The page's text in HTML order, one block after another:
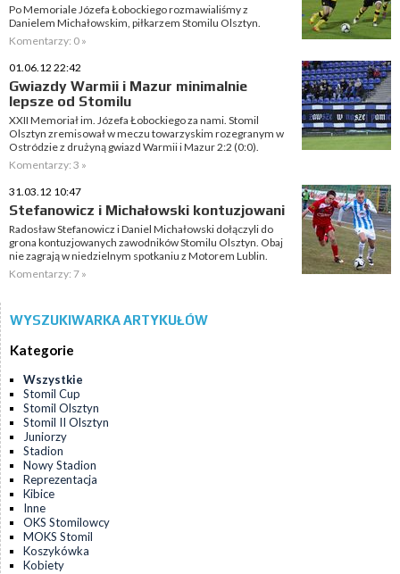
Po Memoriale Józefa Łobockiego rozmawialiśmy z
Danielem Michałowskim, piłkarzem Stomilu Olsztyn.
Komentarzy: 0 »
01.06.12 22:42
Gwiazdy Warmii i Mazur minimalnie
lepsze od Stomilu
XXII Memoriał im. Józefa Łobockiego za nami. Stomil
Olsztyn zremisował w meczu towarzyskim rozegranym w
Ostródzie z drużyną gwiazd Warmii i Mazur 2:2 (0:0).
Komentarzy: 3 »
31.03.12 10:47
Stefanowicz i Michałowski kontuzjowani
Radosław Stefanowicz i Daniel Michałowski dołączyli do
grona kontuzjowanych zawodników Stomilu Olsztyn. Obaj
nie zagrają w niedzielnym spotkaniu z Motorem Lublin.
Komentarzy: 7 »
WYSZUKIWARKA ARTYKUŁÓW
Kategorie
Wszystkie
Stomil Cup
Stomil Olsztyn
Stomil II Olsztyn
Juniorzy
Stadion
Nowy Stadion
Reprezentacja
Kibice
Inne
OKS Stomilowcy
MOKS Stomil
Koszykówka
Kobiety